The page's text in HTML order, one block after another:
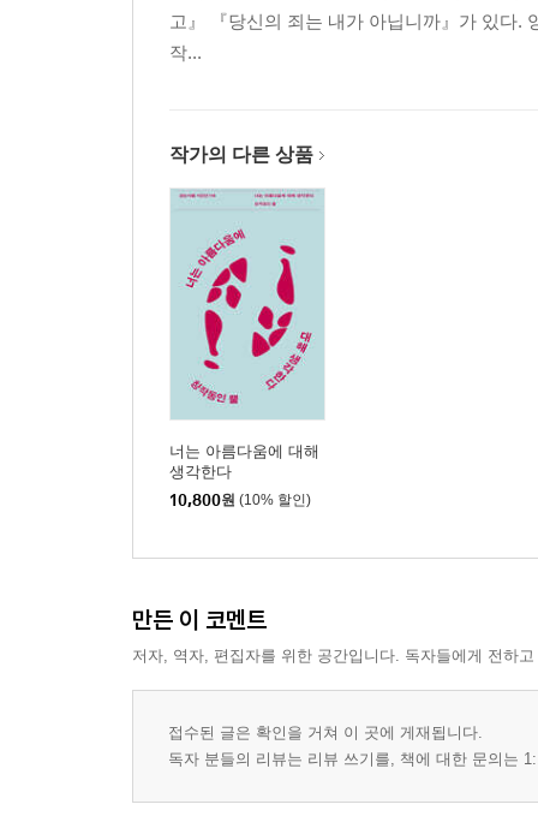
지식보다 거대한 우주에는
미래진행
마음 편지
마카벨리傳
우리 영원 꿈
고』 『당신의 죄는 내가 아닙니까』가 있다.
작...
작가의 다른 상품
너는 아름다움에 대해
생각한다
10,800원 (10% 할인)
만든 이 코멘트
저자, 역자, 편집자를 위한 공간입니다. 독자들에게 전하
접수된 글은 확인을 거쳐 이 곳에 게재됩니다.
독자 분들의 리뷰는 리뷰 쓰기를, 책에 대한 문의는